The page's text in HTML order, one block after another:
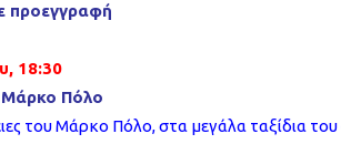
προεγγραφή
18:30
Μάρκο Πόλο
του Μάρκο Πόλο, στα μεγάλα ταξίδια